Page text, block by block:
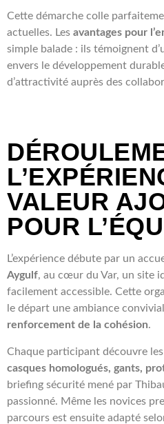
Cette démarche colle
actuelles. Les avantages pour
simple balade : ils témoignent
envers le développement
d’attractivité auprès des
VALEUR
POUR
L’expérience débute par un
Aygulf, au cœur du Var, un site
facilement accessible. Cette
le départ une ambiance
renforcement de la cohésion.
Chaque participant découvre
casques homologués, gants,
briefing sécurité mené par
passionné. Même les novices
parcours est ensuite adapté